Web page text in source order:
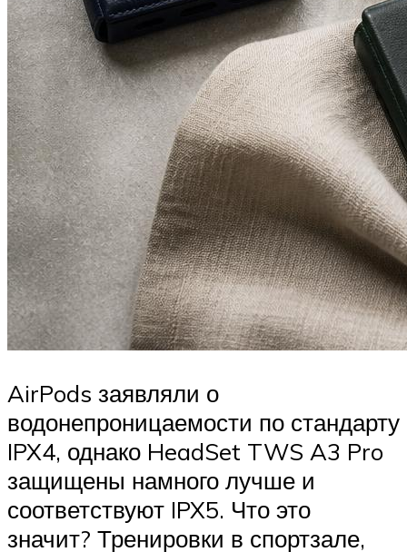
AirPods заявляли о
водонепроницаемости по стандарту
IPX4, однако HeadSet TWS A3 Pro
защищены намного лучше и
соответствуют IPX5. Что это
значит? Тренировки в спортзале,